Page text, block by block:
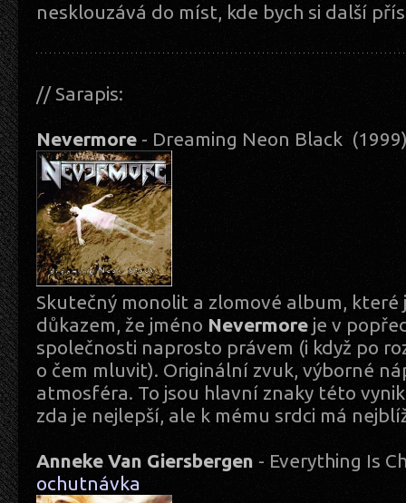
nesklouzává do míst, kde bych si další
// Sarapis:
Nevermore - Dreaming Neon Black
Skutečný monolit a zlomové album,
důkazem, že jméno Nevermore je v
společnosti naprosto právem (i když po
o čem mluvit). Originální zvuk, výborné
atmosféra. To jsou hlavní znaky této
zda je nejlepší, ale k mému srdci má
Anneke Van Giersbergen - Everything Is
ochutnávka